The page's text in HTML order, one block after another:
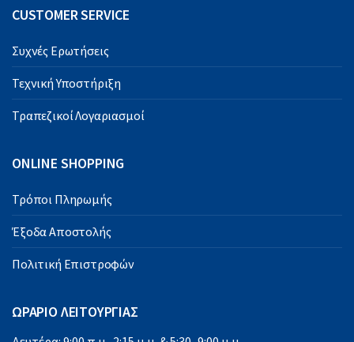
CUSTOMER SERVICE
Συχνές Ερωτήσεις
Τεχνική Υποστήριξη
Τραπεζικοί Λογαριασμοί
ONLINE SHOPPING
Τρόποι Πληρωμής
Έξοδα Αποστολής
Πολιτική Επιστροφών
ΩΡΑΡΙΟ ΛΕΙΤΟΥΡΓΙΑΣ